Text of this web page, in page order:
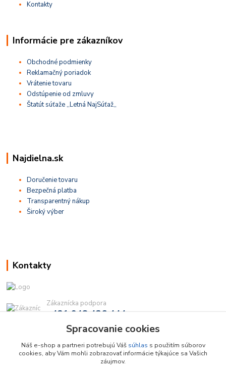
Kontakty
Informácie pre zákazníkov
Obchodné podmienky
Reklamačný poriadok
Vrátenie tovaru
Odstúpenie od zmluvy
Štatút súťaže ,,Letná NajSúťaž,,
Najdielna.sk
Doručenie tovaru
Bezpečná platba
Transparentný nákup
Široký výber
Kontakty
Zákaznícka podpora
+421 948 436 444
(Po-Pia, 9-16 hod.)
info@najdielna.sk
Spracovanie cookies
Náš e-shop a partneri potrebujú Váš súhlas s použitím súborov
cookies, aby Vám mohli zobrazovať informácie týkajúce sa Vašich
záujmov.